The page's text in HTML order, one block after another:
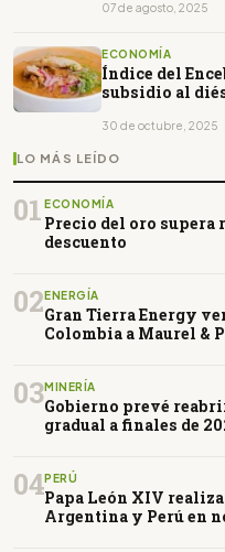
07 de agosto, 2025
ECONOMÍA
Índice del
subsidio al
30 de octubre, 2025
LO MÁS LEÍDO
01 ECONOMÍA
Precio del oro supera
descuento
02 ENERGÍA
Gran Tierra Energy
Colombia a Maurel &
03MINERÍA
Gobierno prevé
gradual a finales de
04PERÚ
Papa León XIV
Argentina y Perú en